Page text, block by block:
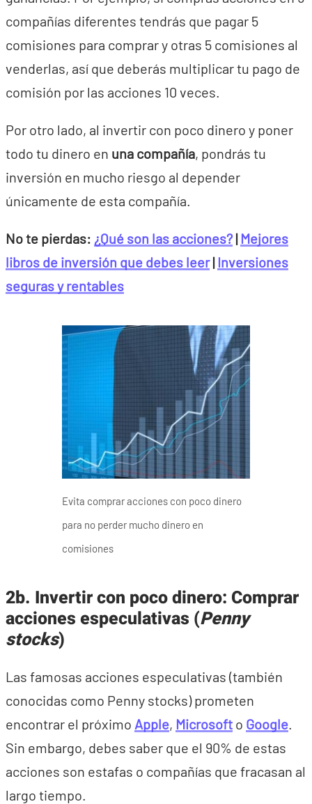
compañías diferentes tendrás que pagar 5
comisiones para comprar y otras 5 comisiones al
venderlas, así que deberás multiplicar tu pago de
comisión por las acciones 10 veces.
Por otro lado, al invertir con poco dinero y poner
todo tu dinero en una compañía, pondrás tu
inversión en mucho riesgo al depender
únicamente de esta compañía.
No te pierdas: ¿Qué son las acciones? | Mejores
libros de inversión que debes leer| Inversiones
seguras y rentables
Evita comprar acciones con poco dinero
para no perder mucho dinero en
comisiones
2b. Invertir con poco dinero: Comprar
acciones especulativas (Penny
stocks)
Las famosas acciones especulativas (también
conocidas como Penny stocks) prometen
encontrar el próximo Apple, Microsoft o Google.
Sin embargo, debes saber que el 90% de estas
acciones son estafas o compañías que fracasan al
largo tiempo.